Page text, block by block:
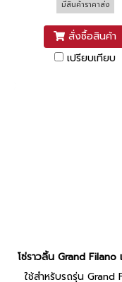
มีสินค้าราคาส่ง
สั่งซื้อสินค้า
เปรียบเทียบ
โซ่ราวลิ้น Grand
ใช้สำหรับรถรุ่น Grand